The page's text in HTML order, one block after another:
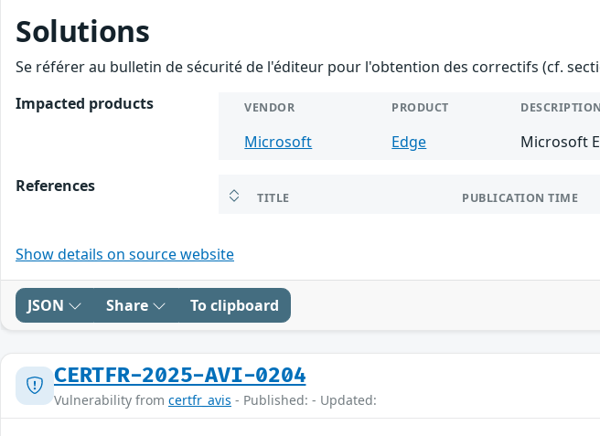
Solutions
Se référer au bulletin de sécurité de l'éditeur pour l'obtention des correctifs (cf.
Impacted products
VENDOR PRODUCT DESCRIPTION
Microsoft Edge Microsoft
References
TITLE PUBLICATION TIME
Show details on source website
JSON Share To clipboard
CERTFR-2025-AVI-0204
Vulnerability from certfr_avis - Published: - Updated: